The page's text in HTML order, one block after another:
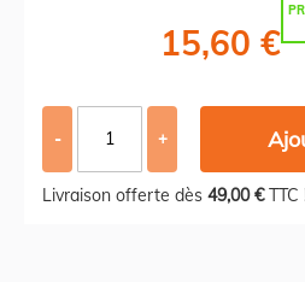
15,60 €
- +
Livraison offerte dès 49,00 €TTC